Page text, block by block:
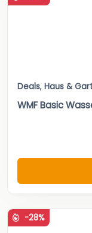
Deals, Haus &
WMF Basic
-28%